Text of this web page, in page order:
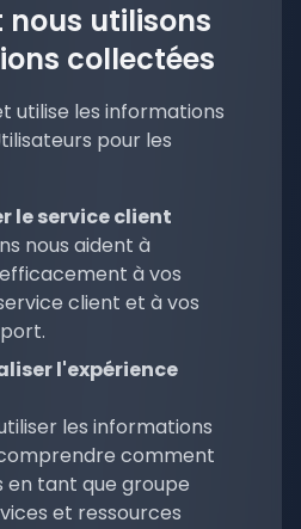
nous utilisons
collectées
utilise les informations
pour les
le service client
nous aident à
à vos
client et à vos
l'expérience
les informations
comment
en tant que groupe
et ressources